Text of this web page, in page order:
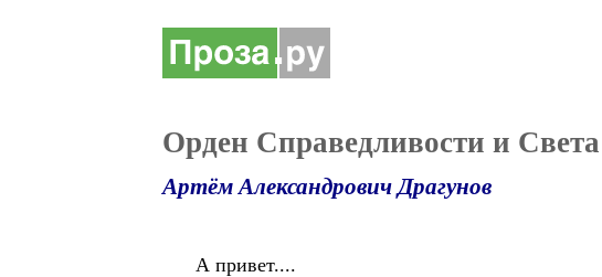
Орден Справедливости и Света
Артём Александрович Драгунов
А привет....